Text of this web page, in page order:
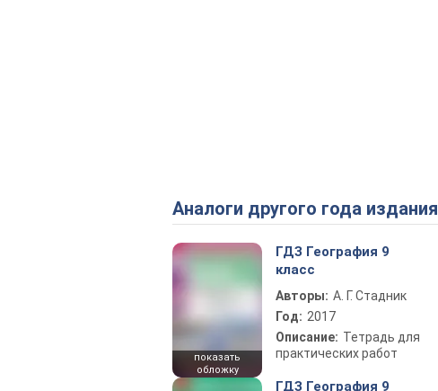
Аналоги другого года издания
показать
обложку
ГДЗ География 9
класс
Авторы: А. Г. Стадник
Год: 2017
Описание: Тетрадь для
практических работ
ГДЗ География 9